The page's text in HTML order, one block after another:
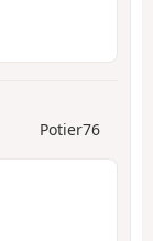
Potier76